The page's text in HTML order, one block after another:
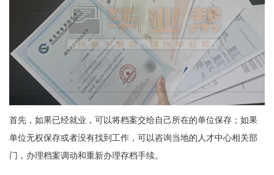
首先，如果已经就业，可以将档案交给自己所在的单位保存；如果
单位无权保存或者没有找到工作，可以咨询当地的人才中心相关部
门，办理档案调动和重新办理存档手续。